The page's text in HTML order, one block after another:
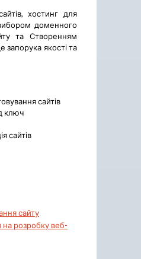
хостинг для
доменного
та Створенням
запорука якості та
сайтів
ключ
сайтів
сайту
на розробку веб-